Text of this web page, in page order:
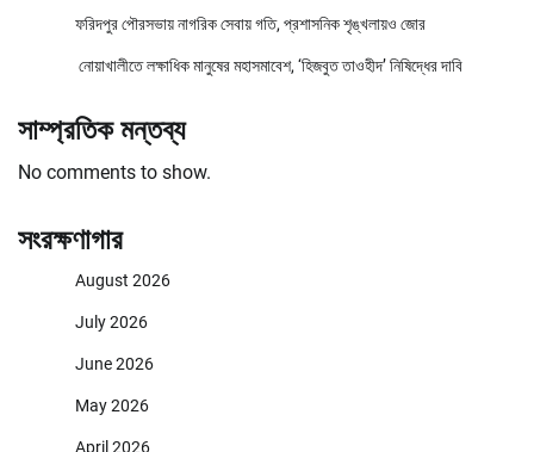
ফরিদপুর পৌরসভায় নাগরিক সেবায় গতি, প্রশাসনিক শৃঙ্খলায়ও জোর
নোয়াখালীতে লক্ষাধিক মানুষের মহাসমাবেশ, ‘হিজবুত তাওহীদ’ নিষিদ্ধের দাবি
সাম্প্রতিক মন্তব্য
No comments to show.
সংরক্ষণাগার
August 2026
July 2026
June 2026
May 2026
April 2026